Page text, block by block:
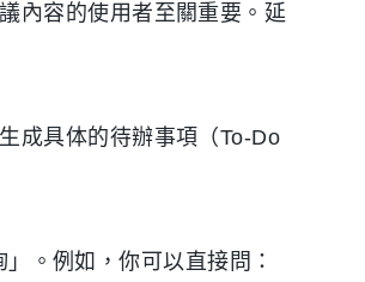
內容的使用者至關重要。延
成具体的待辦事項（To-Do
。例如，你可以直接問：